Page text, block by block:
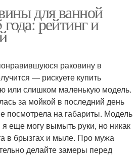
для ванной
рейтинг и
раковину в
— рискуете купить
или слишком маленькую модель.
за мойкой в последний день
посмотрела на габариты. Модель
я еще могу вымыть руки, но никак
в брызгах и мыле. Про мужа
делайте замеры перед